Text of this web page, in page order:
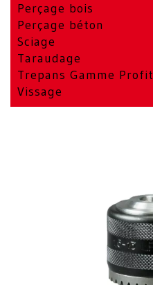
Perçage bois
Perçage béton
Sciage
Taraudage
Trepans Gamme Profit
Vissage